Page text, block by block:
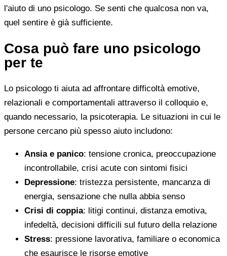
l'aiuto di uno psicologo. Se senti che qualcosa non va,
quel sentire è già sufficiente.
Cosa può fare uno psicologo
per te
Lo psicologo ti aiuta ad affrontare difficoltà emotive,
relazionali e comportamentali attraverso il colloquio e,
quando necessario, la psicoterapia. Le situazioni in cui le
persone cercano più spesso aiuto includono:
Ansia e panico: tensione cronica, preoccupazione
incontrollabile, crisi acute con sintomi fisici
Depressione: tristezza persistente, mancanza di
energia, sensazione che nulla abbia senso
Crisi di coppia: litigi continui, distanza emotiva,
infedeltà, decisioni difficili sul futuro della relazione
Stress: pressione lavorativa, familiare o economica
che esaurisce le risorse emotive